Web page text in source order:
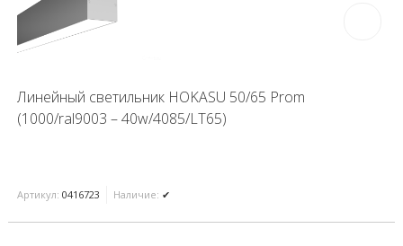
Линейный светильник HOKASU 50/65 Prom
(1000/ral9003 – 40w/4085/LT65)
Артикул: 0416723 Наличие: ✔